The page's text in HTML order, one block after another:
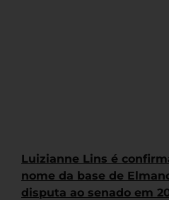
Luizianne Lins é
nome da base de
disputa ao senado em